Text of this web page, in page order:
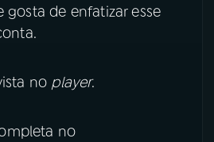
gosta de enfatizar esse
no player.
no